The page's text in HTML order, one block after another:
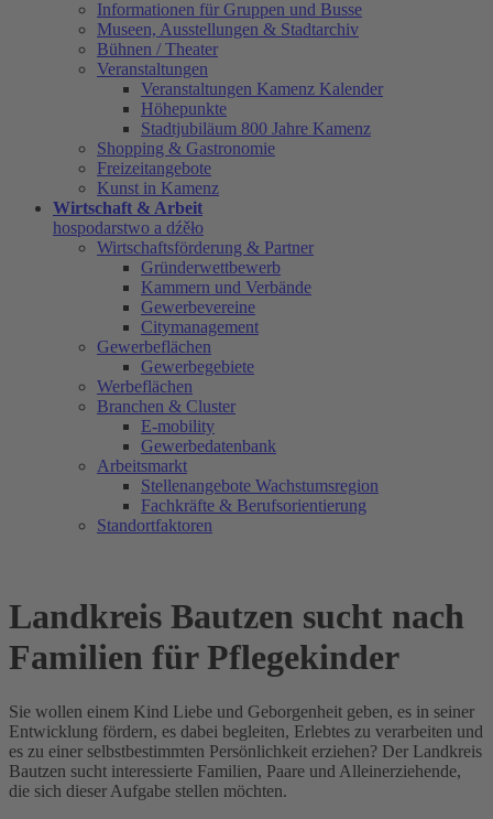
Informationen für Gruppen und Busse
Museen, Ausstellungen & Stadtarchiv
Bühnen / Theater
Veranstaltungen
Veranstaltungen Kamenz Kalender
Höhepunkte
Stadtjubiläum 800 Jahre Kamenz
Shopping & Gastronomie
Freizeitangebote
Kunst in Kamenz
Wirtschaft & Arbeit
hospodarstwo a dźěło
Wirtschaftsförderung & Partner
Gründerwettbewerb
Kammern und Verbände
Gewerbevereine
Citymanagement
Gewerbeflächen
Gewerbegebiete
Werbeflächen
Branchen & Cluster
E-mobility
Gewerbedatenbank
Arbeitsmarkt
Stellenangebote Wachstumsregion
Fachkräfte & Berufsorientierung
Standortfaktoren
Landkreis Bautzen sucht nach
Familien für Pflegekinder
Sie wollen einem Kind Liebe und Geborgenheit geben, es in seiner
Entwicklung fördern, es dabei begleiten, Erlebtes zu verarbeiten und
es zu einer selbstbestimmten Persönlichkeit erziehen? Der Landkreis
Bautzen sucht interessierte Familien, Paare und Alleinerziehende,
die sich dieser Aufgabe stellen möchten.